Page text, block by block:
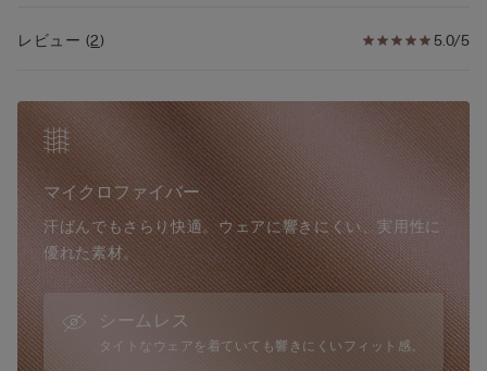
触り、着ているかいないかもわからない軽やかさをもつ「セカ
間です
5.0/5
レビュー (2)
マイクロファイバー
汗ばんでもさらり快適。ウェアに響きにくい、実用性に
優れた素材。
シームレス
タイトなウェアを着ていても響きにくいフィット感。